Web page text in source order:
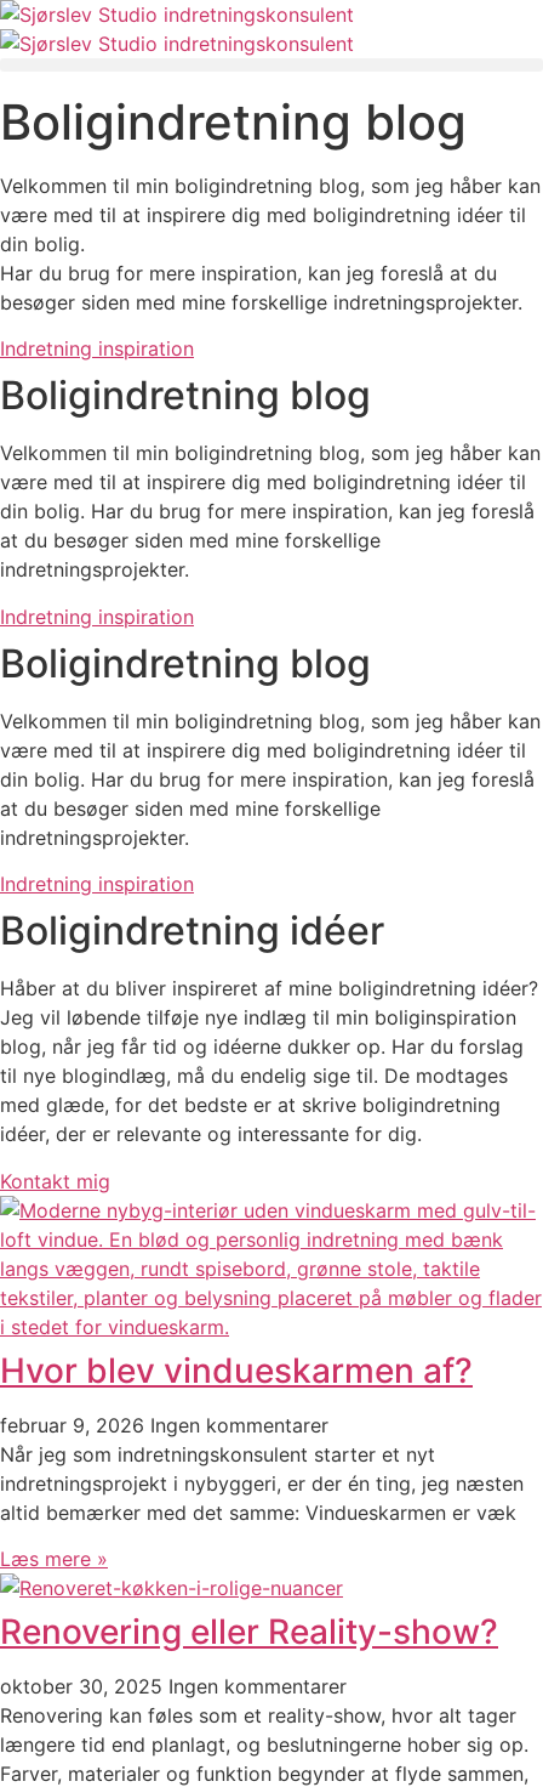
Videre
til
Boligindretning blog
Velkommen til min boligindretning blog, som jeg håber kan
være med til at inspirere dig med boligindretning idéer til
din bolig.
Har du brug for mere inspiration, kan jeg foreslå at du
besøger siden med mine forskellige indretningsprojekter.
Indretning inspiration
Boligindretning blog
Velkommen til min boligindretning blog, som jeg håber kan
være med til at inspirere dig med boligindretning idéer til
din bolig. Har du brug for mere inspiration, kan jeg foreslå
at du besøger siden med mine forskellige
indretningsprojekter.
Indretning inspiration
Boligindretning blog
Velkommen til min boligindretning blog, som jeg håber kan
være med til at inspirere dig med boligindretning idéer til
din bolig. Har du brug for mere inspiration, kan jeg foreslå
at du besøger siden med mine forskellige
indretningsprojekter.
Indretning inspiration
Boligindretning idéer
Håber at du bliver inspireret af mine boligindretning idéer?
Jeg vil løbende tilføje nye indlæg til min boliginspiration
blog, når jeg får tid og idéerne dukker op. Har du forslag
til nye blogindlæg, må du endelig sige til. De modtages
med glæde, for det bedste er at skrive boligindretning
idéer, der er relevante og interessante for dig.
Kontakt mig
Hvor blev vindueskarmen af?
februar 9, 2026 Ingen kommentarer
Når jeg som indretningskonsulent starter et nyt
indretningsprojekt i nybyggeri, er der én ting, jeg næsten
altid bemærker med det samme: Vindueskarmen er væk
Læs mere »
Renovering eller Reality-show?
oktober 30, 2025 Ingen kommentarer
Renovering kan føles som et reality-show, hvor alt tager
længere tid end planlagt, og beslutningerne hober sig op.
Farver, materialer og funktion begynder at flyde sammen,